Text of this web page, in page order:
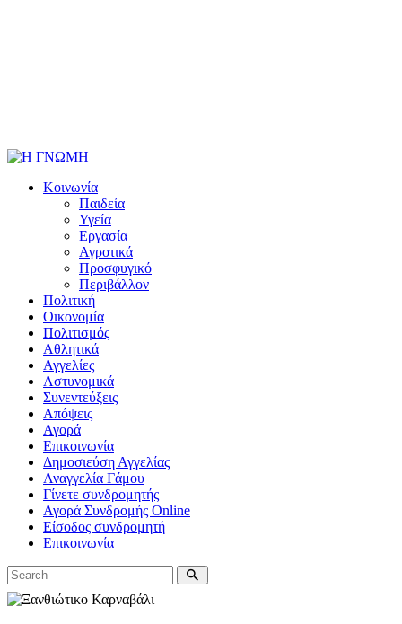
Κοινωνία
Παιδεία
Υγεία
Εργασία
Αγροτικά
Προσφυγικό
Περιβάλλον
Πολιτική
Οικονομία
Πολιτισμός
Αθλητικά
Αγγελίες
Αστυνομικά
Συνεντεύξεις
Απόψεις
Αγορά
Επικοινωνία
Δημοσιεύση Αγγελίας
Αναγγελία Γάμου
Γίνετε συνδρομητής
Αγορά Συνδρομής Online
Είσοδος συνδρομητή
Επικοινωνία